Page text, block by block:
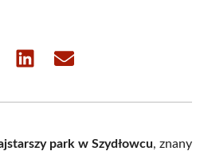
Share Share
park w Szydłowcu, znany